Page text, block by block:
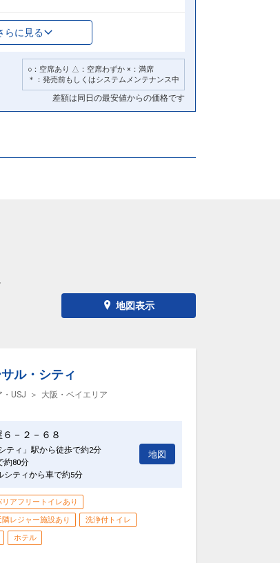
らに見る
○：空席あり △：空席わずか ×：満席
＊：発売前もしくはシステムメンテナンス中
差額は同日の最安値からの価格です
地図表示
ル・シティ
・USJ 大阪・ベイエリア
－２－６８
ティ」駅から徒歩で約2分
約80分
シティから車で約5分
地図
リアフリートイレあり
隣レジャー施設あり
洗浄付トイレ
ホテル